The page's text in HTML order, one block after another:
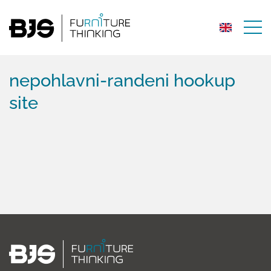
nepohlavni-randeni hookup
site